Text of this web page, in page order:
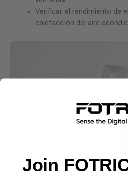
Verificar el rendimiento de
calefacción del aire
Join